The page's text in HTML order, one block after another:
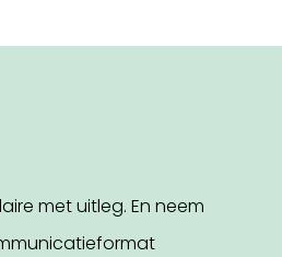
met uitleg. En neem